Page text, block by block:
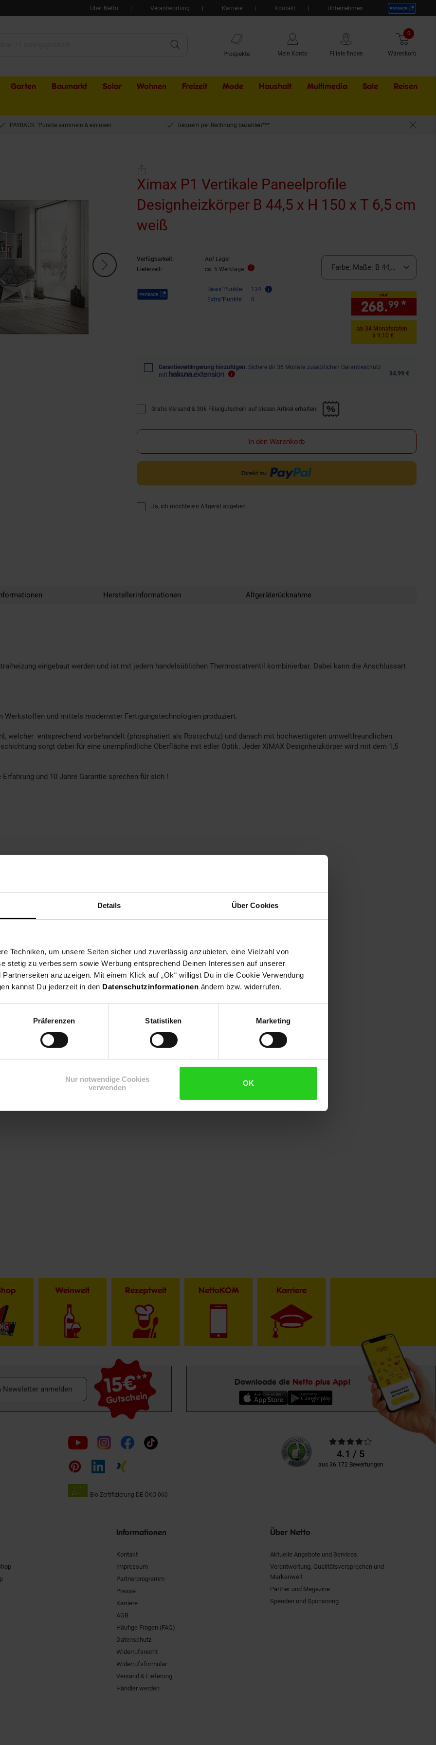
Details Über Cookies
Techniken, um unsere Seiten sicher und zuverlässig anzubieten, eine Vielzahl von
stetig zu verbessern sowie Werbung entsprechend Deinen Interessen auf unserer
anzuzeigen. Mit einem Klick auf „Ok“ willigst Du in die Cookie Verwendung
kannst Du jederzeit in den Datenschutzinformationen ändern bzw. widerrufen.
Präferenzen Statistiken Marketing
Nur notwendige Cookies
verwenden
OK
Über Netto Verantwortung Karriere Kontakt Unternehmen
Prospekte Mein Konto Filiale finden Warenkorb
0 Artikel
Garten Baumarkt Solar Wohnen Freizeit Mode Haushalt Multimedia Sale Externer
Reisen
PAYBACK °Punkte sammeln & einlösen bequem per Rechnung bezahlen***
Ximax P1 Vertikale Paneelprofile
Designheizkörper B 44,5 x H 150 x T 6,5 cm
weiß
Verfügbarkeit:
Auf Lager
Lieferzeit:
ca. 5 Werktage
Payback Punkte Basis°Punkte:
134
Extra°Punkte:
0
Farbe, Maße: B 44,5 x H 150 x T
nur
268.99 *
ab 34 Monatsraten
à 9.10 €
Garantieverlängerung hinzufügen. Sichere dir 36 Monate zusätzlichen Garantieschutz
mit
34,99 €
Promotion "Gratis Versand &amp; 30€ Filialgutschein auf diesen Artikel erhalten!" anwenden
Gratis Versand & 30€ Filialgutschein auf diesen Artikel erhalten!
In den Warenkorb
Ja, ich möchte ein Altgerät abgeben.
Herstellerinformationen Altgeräterücknahme
eingebaut werden und ist mit jedem handelsüblichen Thermostatventil kombinierbar. Dabei kann die Anschlussart
Werkstoffen und mittels modernster Fertigungstechnologien produziert.
welcher entsprechend vorbehandelt (phosphatiert als Rostschutz) und danach mit hochwertigsten umweltfreundlichen
sorgt dabei für eine unempfindliche Oberfläche mit edler Optik. Jeder XIMAX Designheizkörper wird mit dem 1,5
und 10 Jahre Garantie sprechen für sich !
rechts
rechts
Weinwelt Rezeptwelt NettoKOM Karriere
15€**
Gutschein
Newsletter anmelden
Downloade die Netto plus App!
Folge
uns
auf
Bio Zertifizierung DE-ÖKO-060
Unsere
Kundenbewertungen
Durchschnittliche
Bewertungen4.1 / 5
aus 36.172 Bewertungen
Informationen
Kontakt
Impressum
Partnerprogramm
Presse
Karriere
AGB
Häufige Fragen (FAQ)
Datenschutz
Widerrufsrecht
Widerrufsformular
Versand & Lieferung
Händler werden
Über Netto
Aktuelle Angebote und Services
Verantwortung, Qualitätsversprechen und
Markenwelt
Partner und Magazine
Spenden und Sponsoring